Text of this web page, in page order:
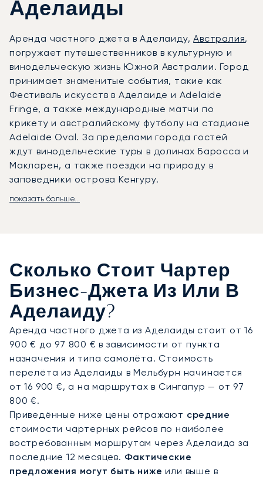
Аделаиды
Аренда частного джета в Аделаиду,Австралия,
погружает путешественников в культурную и
винодельческую жизнь Южной Австралии. Город
принимает знаменитые события, такие как
Фестиваль искусств в Аделаиде и Adelaide
Fringe, а также международные матчи по
крикету и австралийскому футболу на стадионе
Adelaide Oval. За пределами города гостей
ждут винодельческие туры в долинах Баросса и
Макларен, а также поездки на природу в
заповедники острова Кенгуру.
LunaJets организует частные перелёты в
обслуживанием. Оттуда трансфер с водителем
обеспечивает быстрый доступ к культурным
объектам, роскошным отелям и конгресс-центру
Аделаиды. Вертолёты сокращают дальнейший
путь: до холмов Аделаиды и долины Баросса
можно добраться по воздуху примерно за 20
минут, а до острова Кенгуру — за 45 минут, в то
время как поездка на автомобиле и пароме
займёт несколько часов.
Обладая двадцатилетним опытом, LunaJets
стала первым европейским брокером частных
джетов, получившим сертификацию Argus®, что
подтверждает строгие стандарты
безопасности и безупречное качество
обслуживания. В Аделаиде наш опыт
показать больше...
Сколько Стоит Чартер
Бизнес-Джета Из Или В
Аделаиду?
Аренда частного джета из Аделаиды стоит от 16
900 € до 97 800 € в зависимости от пункта
назначения и типа самолёта. Стоимость
перелёта из Аделаиды в Мельбурн начинается
от 16 900 €, а на маршрутах в Сингапур — от 97
800 €.
Приведённые ниже цены отражают средние
стоимости чартерных рейсов по наиболее
востребованным маршрутам через Аделаида за
последние 12 месяцев. Фактические
предложения могут быть ниже или выше в